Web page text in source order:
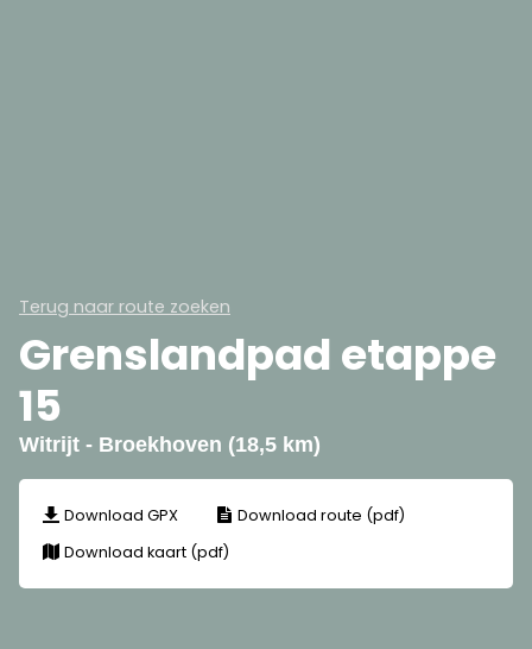
Terug naar route zoeken
Grenslandpad etappe
15
Witrijt - Broekhoven (18,5 km)
Download GPX
Download route (pdf)
Download kaart (pdf)